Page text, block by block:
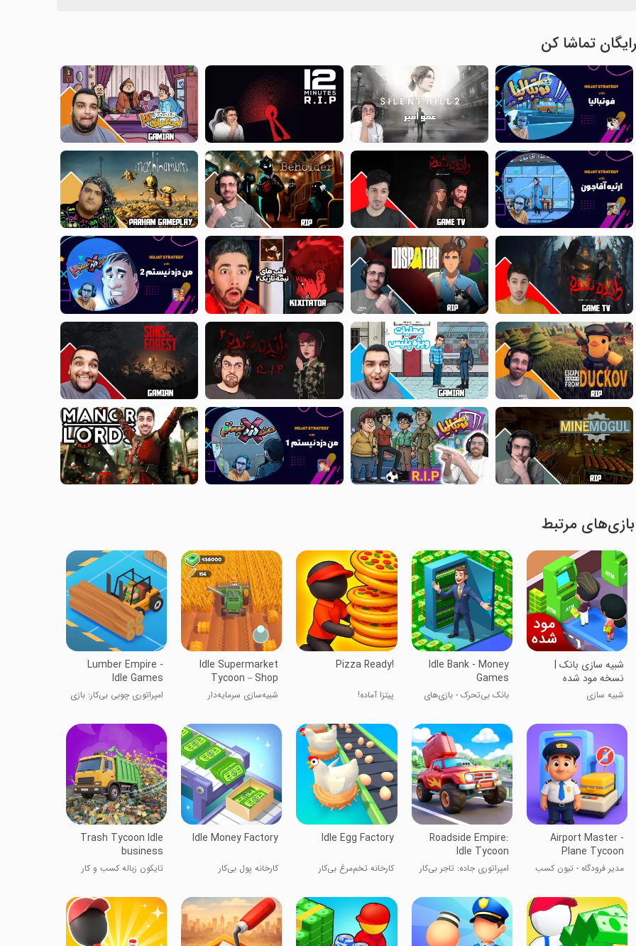
رایگان تماشا کن
بازی‌های مرتبط
شبیه سازی بانک |
نسخه مود شده
شبیه سازی
Idle Bank - Money
Games
بانک بی‌تحرک - بازی‌های
Pizza Ready!
پیتزا آماده!
Idle Supermarket
Tycoon－Shop
شبیه‌سازی سرمایه‌دار
Lumber Empire -
Idle Games
امپراتوری چوبی بی‌کار: بازی
Airport Master -
Plane Tycoon
مدیر فرودگاه - تیون کسب
Roadside Empire:
Idle Tycoon
امپراتوری جاده: تاجر بی‌کار
Idle Egg Factory
کارخانه تخم‌مرغ بی‌کار
Idle Money Factory
کارخانه پول بی‌کار
Trash Tycoon Idle
business
تایکون زباله کسب و کار